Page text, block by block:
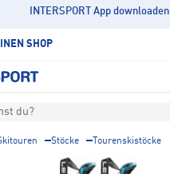
INTERSPORT App downloaden
SHOP
du?
Stöcke Tourenskistöcke